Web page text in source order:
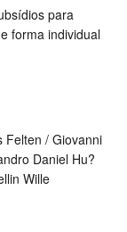
para
forma individual
Felten / Giovanni
Daniel Hu?
Wille